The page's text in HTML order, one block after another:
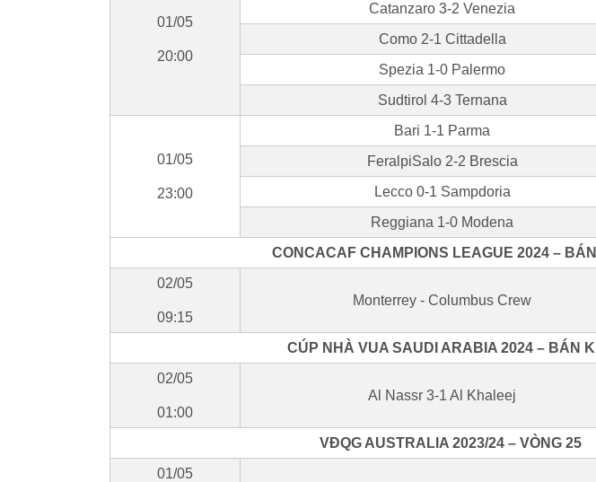
01/05
20:00
Catanzaro 3-2 Venezia
Como 2-1 Cittadella
Spezia 1-0 Palermo
Sudtirol 4-3 Ternana
01/05
23:00
Bari 1-1 Parma
FeralpiSalo 2-2 Brescia
Lecco 0-1 Sampdoria
Reggiana 1-0 Modena
CONCACAF CHAMPIONS LEAGUE 2024 –
02/05
09:15
Monterrey - Columbus Crew
CÚP NHÀ VUA SAUDI ARABIA 2024 – BÁN
02/05
01:00
Al Nassr 3-1 Al Khaleej
VĐQG AUSTRALIA 2023/24 – VÒNG 25
01/05